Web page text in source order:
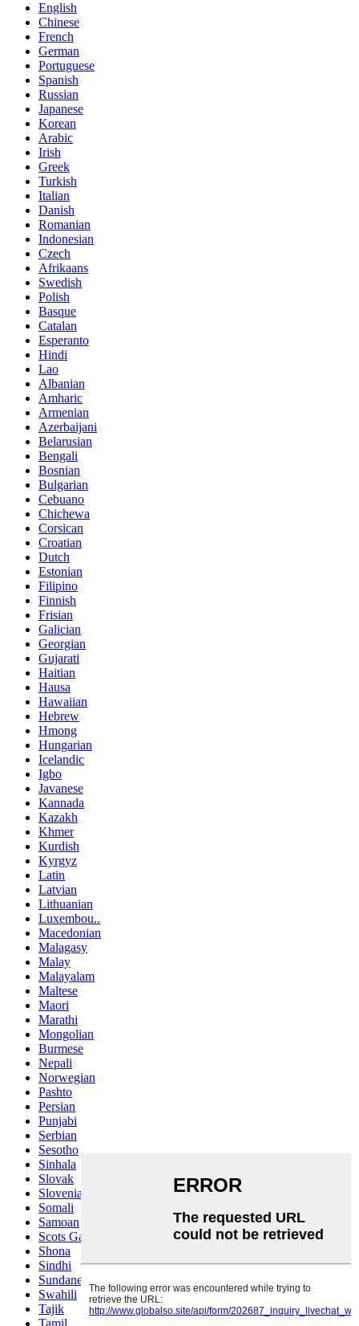
English
Chinese
French
German
Portuguese
Spanish
Russian
Japanese
Korean
Arabic
Irish
Greek
Turkish
Italian
Danish
Romanian
Indonesian
Czech
Afrikaans
Swedish
Polish
Basque
Catalan
Esperanto
Hindi
Lao
Albanian
Amharic
Armenian
Azerbaijani
Belarusian
Bengali
Bosnian
Bulgarian
Cebuano
Chichewa
Corsican
Croatian
Dutch
Estonian
Filipino
Finnish
Frisian
Galician
Georgian
Gujarati
Haitian
Hausa
Hawaiian
Hebrew
Hmong
Hungarian
Icelandic
Igbo
Javanese
Kannada
Kazakh
Khmer
Kurdish
Kyrgyz
Latin
Latvian
Lithuanian
Luxembou..
Macedonian
Malagasy
Malay
Malayalam
Maltese
Maori
Marathi
Mongolian
Burmese
Nepali
Norwegian
Pashto
Persian
Punjabi
Serbian
Sesotho
Sinhala
Slovak
Slovenian
Somali
Samoan
Scots Gaelic
Shona
Sindhi
Sundanese
Swahili
Tajik